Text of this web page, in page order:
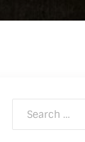
Search for: